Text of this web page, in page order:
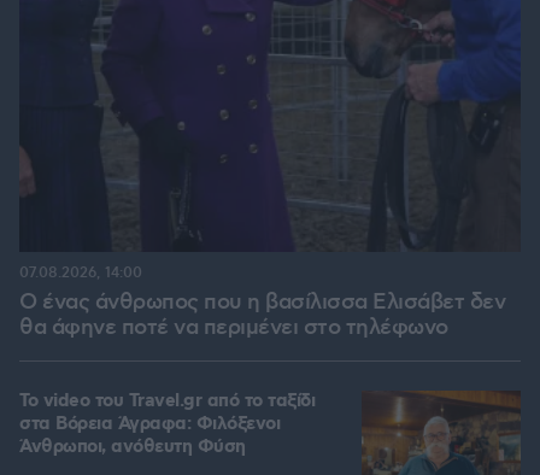
Ο ένας άνθρωπος που η βασίλισσα Ελισάβετ δεν
θα άφηνε ποτέ να περιμένει στο τηλέφωνο
07.08.2026, 14:00
To video του Travel.gr από το ταξίδι
στα Βόρεια Άγραφα: Φιλόξενοι
Άνθρωποι, ανόθευτη Φύση